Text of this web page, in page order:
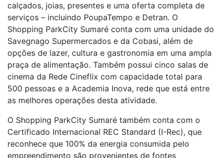
calçados, joias, presentes e uma oferta completa de
serviços – incluindo PoupaTempo e Detran. O
Shopping ParkCity Sumaré conta com uma unidade do
Savegnago Supermercados e da Cobasi, além de
opções de lazer, cultura e gastronomia em uma ampla
praça de alimentação. Também possui cinco salas de
cinema da Rede Cineflix com capacidade total para
500 pessoas e a Academia Inova, rede que está entre
as melhores operações desta atividade.
O Shopping ParkCity Sumaré também conta com o
Certificado Internacional REC Standard (I-Rec), que
reconhece que 100% da energia consumida pelo
empreendimento são provenientes de fontes